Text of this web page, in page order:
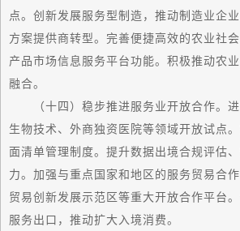
点。创新发展服务型制造，推动制造业企
方案提供商转型。完善便捷高效的农业社
产品市场信息服务平台功能。积极推动农
融合。
（十四）稳步推进服务业开放合作。进
生物技术、外商独资医院等领域开放试点
面清单管理制度。提升数据出境合规评估
力。加强与重点 国家和地区的服务贸易合
贸易创新发展示范区等重大开放合作平台
服务出口，推动扩大入境消费。